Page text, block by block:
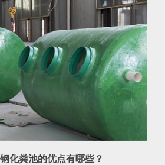
化粪池的优点有哪些？